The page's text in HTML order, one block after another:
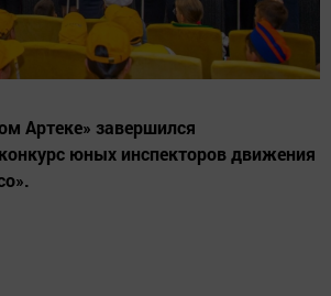
Артеке» завершился
юных инспекторов движения